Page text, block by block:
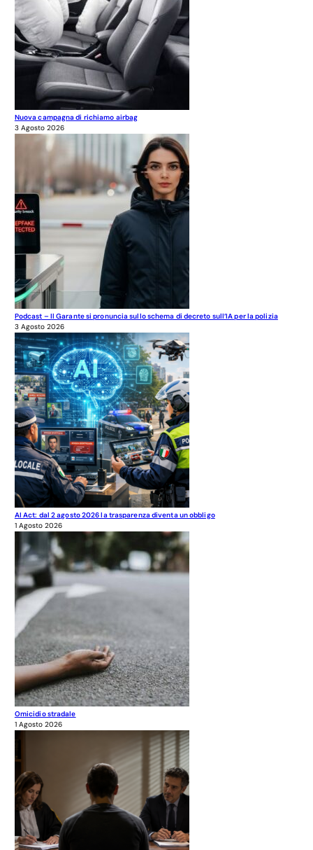
Nuova campagna di richiamo airbag
3 Agosto 2026
Podcast – Il Garante si pronuncia sullo schema di decreto sull’IA per la polizia
3 Agosto 2026
AI Act: dal 2 agosto 2026 la trasparenza diventa un obbligo
1 Agosto 2026
Omicidio stradale
1 Agosto 2026